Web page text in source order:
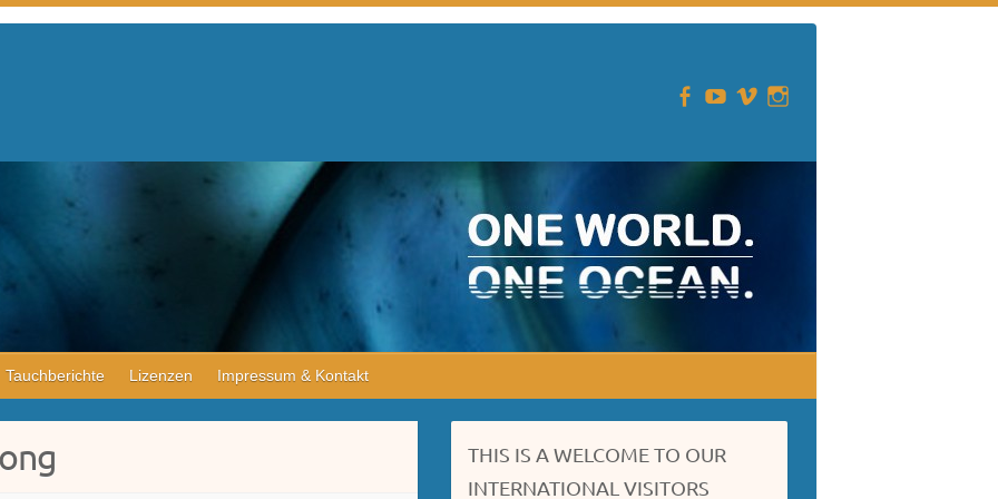
Tauchberichte Lizenzen Impressum & Kontakt
THIS IS A WELCOME TO OUR
INTERNATIONAL VISITORS